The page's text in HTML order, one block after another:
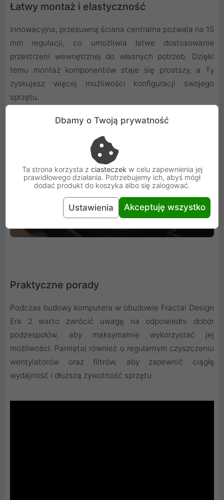
Łatwy montaż i elastyczność
Innowacyjna, przesuwną ściana centralna pozwala na 15
mm regulacji, co umożliwia łatwe dostosowanie
przestrzeni wewnętrznej do własnych potrzeb. Dzięki
temu montaż komponentów staje się prostszy, a Ty
zyskujesz więcej możliwości konfiguracji swojego
sprzętu.
Praktyczne porady
Podczas budowy komputera w obudowie Fractal Design
Era 2 warto zwrócić uwagę na odpowiedni dobór
podzespołów, aby maksymalnie wykorzystać jej
możliwości. Pamiętaj również o regularnym czyszczeniu
wentylatorów oraz filtrów, aby zapewnić ciągłą
wydajność i dłuższą żywotność sprzętu.
Dbamy o Twoją prywatność
Ta strona korzysta z ciasteczek w celu zapewnienia jej
prawidłowego działania. Potrzebujemy ich, abyś mógł
dodać produkt do koszyka albo się zalogować.
Ustawienia Akceptuję wszystko